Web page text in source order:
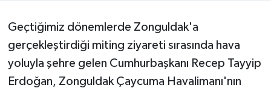
Geçtiğimiz dönemlerde Zonguldak'a
gerçekleştirdiği miting ziyareti sırasında hava
yoluyla şehre gelen Cumhurbaşkanı Recep Tayyip
Erdoğan, Zonguldak Çaycuma Havalimanı'nın